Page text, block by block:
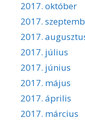
2017. október
2017.
2017.
2017. július
2017. június
2017. május
2017. április
2017. március